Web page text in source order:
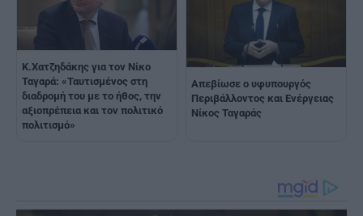
Κ.Χατζηδάκης για τον Νίκο
Ταγαρά: «Ταυτισμένος στη
διαδρομή του με το ήθος, την
αξιοπρέπεια και τον πολιτικό
πολιτισμό»
Απεβίωσε ο υφυπουργός
Περιβάλλοντος και Ενέργειας
Νίκος Ταγαράς